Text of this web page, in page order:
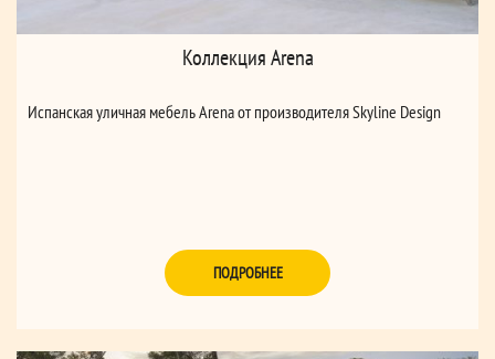
Коллекция Arena
Испанская уличная мебель Arena от производителя Skyline Design
ПОДРОБНЕЕ